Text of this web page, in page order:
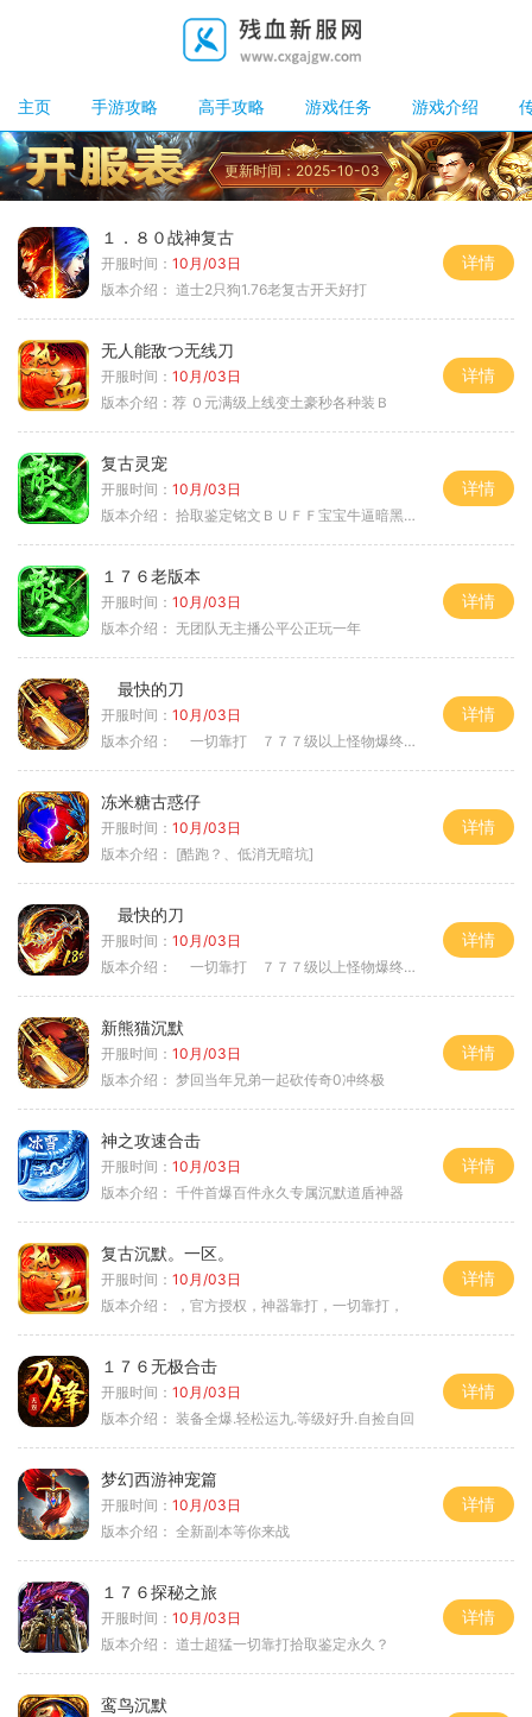
主页 手游攻略 高手攻略 游戏任务 游戏介绍
更新时间：2025-10-03
１．８０战神复古
开服时间： 10月/03日
版本介绍： 道士2只狗1.76老复古开天好打
详情
无人能敌つ无线刀
开服时间： 10月/03日
版本介绍： 荐 ０元满级上线变土豪秒各种装Ｂ
详情
复古灵宠
开服时间： 10月/03日
版本介绍： 拾取鉴定铭文ＢＵＦＦ宝宝牛逼暗黑属性
详情
１７６老版本
开服时间： 10月/03日
版本介绍： 无团队无主播公平公正玩一年
详情
最快的刀
开服时间： 10月/03日
版本介绍：
一切靠打 ７７７级以上怪物爆终极
详情
冻米糖古惑仔
开服时间： 10月/03日
版本介绍： [酷跑？、低消无暗坑]
详情
最快的刀
开服时间： 10月/03日
版本介绍：
一切靠打 ７７７级以上怪物爆终极
详情
新熊猫沉默
开服时间： 10月/03日
版本介绍： 梦回当年兄弟一起砍传奇0冲终极
详情
神之攻速合击
开服时间： 10月/03日
版本介绍： 千件首爆百件永久专属沉默道盾神器
详情
复古沉默。一区。
开服时间： 10月/03日
版本介绍：
，官方授权，神器靠打，一切靠打，
详情
１７６无极合击
开服时间： 10月/03日
版本介绍： 装备全爆.轻松运九.等级好升.自捡自回
详情
梦幻西游神宠篇
开服时间： 10月/03日
版本介绍： 全新副本等你来战
详情
１７６探秘之旅
开服时间： 10月/03日
版本介绍： 道士超猛一切靠打拾取鉴定永久？
详情
鸾鸟沉默